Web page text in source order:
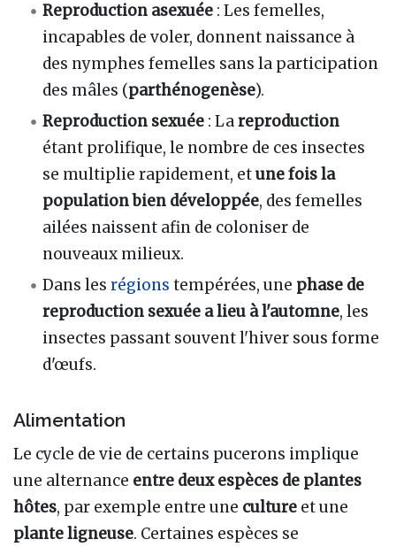
Reproduction asexuée : Les femelles,
incapables de voler, donnent naissance à
des nymphes femelles sans la participation
des mâles (parthénogenèse).
Reproduction sexuée : Lareproduction
étant prolifique, le nombre de ces insectes
se multiplie rapidement, etune fois la
population bien développée, des femelles
ailées naissent afin de coloniser de
nouveaux milieux.
Dans lesrégions tempérées, une phase de
reproduction sexuée a lieu à l'automne, les
insectes passant souvent l'hiver sous forme
d'œufs.
Alimentation
Le cycle de vie de certains pucerons implique
une alternance entre deux espèces de plantes
hôtes, par exemple entre une culture et une
plante ligneuse. Certaines espèces se